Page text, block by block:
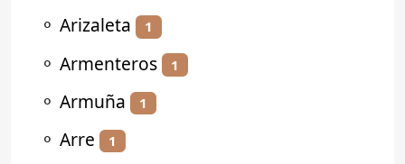
⚬ Arizaleta 1
⚬ Armenteros 1
⚬ Armuña 1
⚬ Arre 1